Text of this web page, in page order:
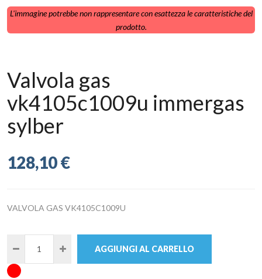
L'immagine potrebbe non rappresentare con esattezza le caratteristiche del
prodotto.
Valvola gas
vk4105c1009u immergas
sylber
128,10 €
VALVOLA GAS VK4105C1009U
AGGIUNGI AL CARRELLO